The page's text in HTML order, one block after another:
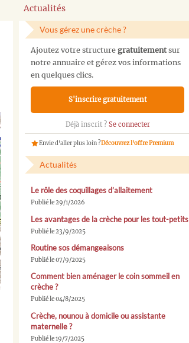
Actualités
Vous gérez une crèche ?
Ajoutez votre structure gratuitementsur
notre annuaire et gérez vos informations
en quelques clics.
S'inscrire gratuitement
Déjà inscrit ? Se connecter
Envie d'aller plus loin ?Découvrez l'offre Premium
Actualités
Le rôle des coquillages d’allaitement
Publié le 29/1/2026
Les avantages de la crèche pour les tout-petits
Publié le 23/9/2025
Routine sos démangeaisons
Publié le 07/9/2025
Comment bien aménager le coin sommeil en
crèche ?
Publié le 04/8/2025
Crèche, nounou à domicile ou assistante
maternelle ?
Publié le 19/7/2025